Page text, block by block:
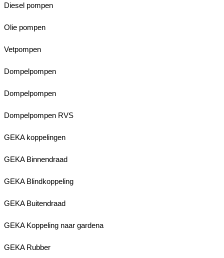
Diesel pompen
Olie pompen
Vetpompen
Dompelpompen
Dompelpompen
Dompelpompen RVS
GEKA koppelingen
GEKA Binnendraad
GEKA Blindkoppeling
GEKA Buitendraad
GEKA Koppeling naar gardena
GEKA Rubber